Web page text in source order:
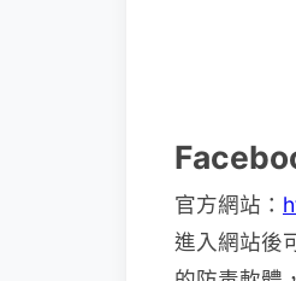
官方網站：
進入網站後